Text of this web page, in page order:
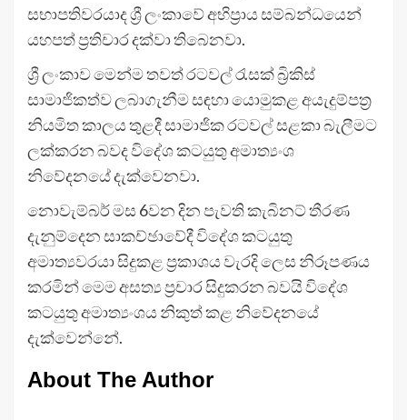
සභාපතිවරයාද ශ්‍රී ලංකාවේ අභිප්‍රාය සම්බන්ධයෙන්
යහපත් ප්‍රතිචාර දක්වා තිබෙනවා.
ශ්‍රී ලංකාව මෙන්ම තවත් රටවල් රැසක් බ්‍රිකිස්
සාමාජිකත්ව ලබාගැනීම සඳහා යොමුකළ අයැදුම්පත්‍ර
නියමිත කාලය තුළදී සාමාජික රටවල් සළකා බැලීමට
ලක්කරන බවද විදේශ කටයුතු අමාත්‍යංශ
නිවේදනයේ දැක්වෙනවා.
නොවැම්බර් මස 6වන දින පැවති කැබිනට් තීරණ
දැනුම්දෙන සාකච්ඡාවේදී විදේශ කටයුතු
අමාත්‍යවරයා සිදුකළ ප්‍රකාශය වැරදි ලෙස නිරූපණය
කරමින් මෙම අසත්‍ය ප්‍රචාර සිදුකරන බවයි විදේශ
කටයුතු අමාත්‍යංශය නිකුත් කළ නිවේදනයේ
දැක්වෙන්නේ.
About The Author